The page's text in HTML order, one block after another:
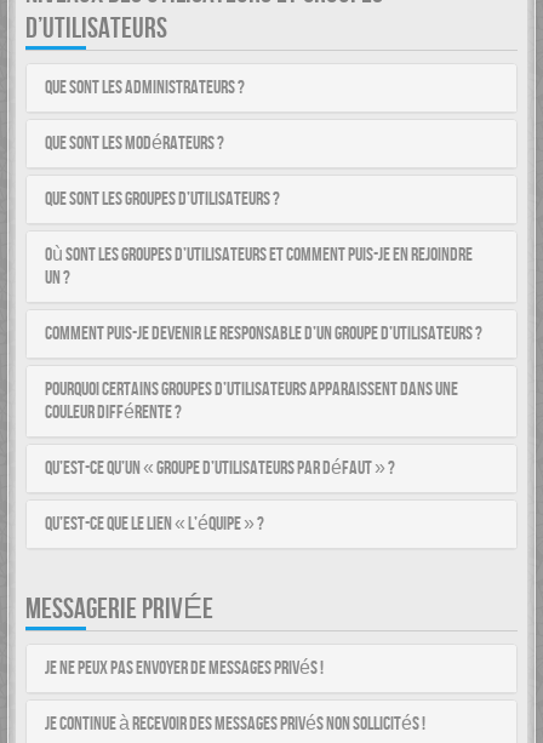
D’UTILISATEURS
Que sont les administrateurs ?
Que sont les modérateurs ?
Que sont les groupes d’utilisateurs ?
Où sont les groupes d’utilisateurs et comment puis-je en rejoindre
un ?
Comment puis-je devenir le responsable d’un groupe d’utilisateurs ?
Pourquoi certains groupes d’utilisateurs apparaissent dans une
couleur différente ?
Qu’est-ce qu’un « groupe d’utilisateurs par défaut » ?
Qu’est-ce que le lien « L’équipe » ?
MESSAGERIE PRIVÉE
Je ne peux pas envoyer de messages privés !
Je continue à recevoir des messages privés non sollicités !